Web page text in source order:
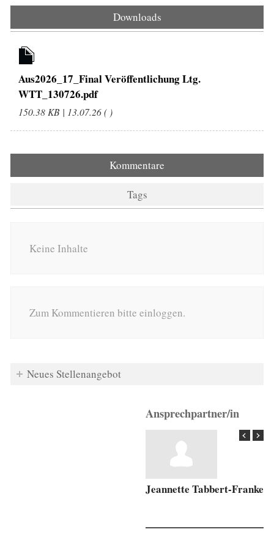
Downloads
Aus2026_17_Final Veröffentlichung Ltg.
WTT_130726.pdf
150.38 KB | 13.07.26 ( )
Kommentare
Tags
Keine Inhalte
Zum Kommentieren bitte einloggen.
Neues Stellenangebot
Ansprechpartner/in
Jeannette Tabbert-Franke